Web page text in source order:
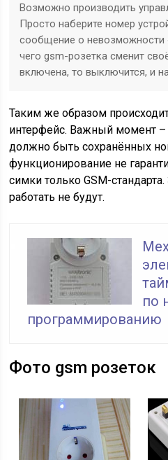
Возможно производить
Просто наберите номер
сообщение о невозможности
чего gsm-розетка сменит
включена, то выключится, и
Таким же образом
интерфейс. Важный момент –
должно быть сохранённых
функционирование не
симки только GSM-
работать не будут.
по
программированию
Фото gsm розеток